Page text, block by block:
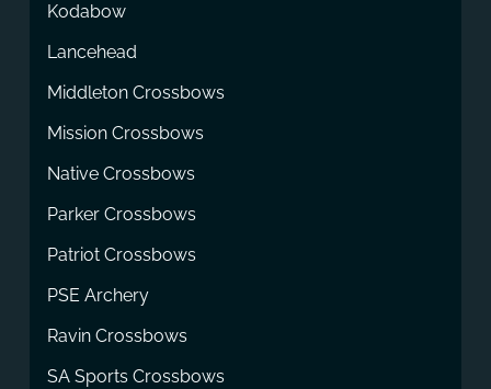
Kodabow
Lancehead
Middleton Crossbows
Mission Crossbows
Native Crossbows
Parker Crossbows
Patriot Crossbows
PSE Archery
Ravin Crossbows
SA Sports Crossbows